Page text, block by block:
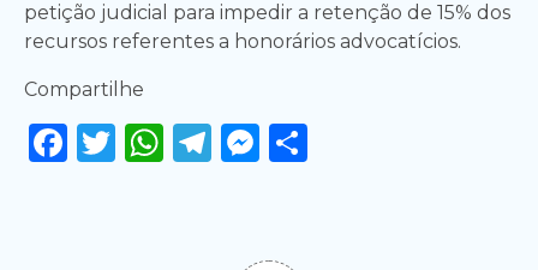
petição judicial para impedir a retenção de 15% dos
recursos referentes a honorários advocatícios.
Compartilhe
Facebook
Twitter
WhatsApp
Telegram
Messenger